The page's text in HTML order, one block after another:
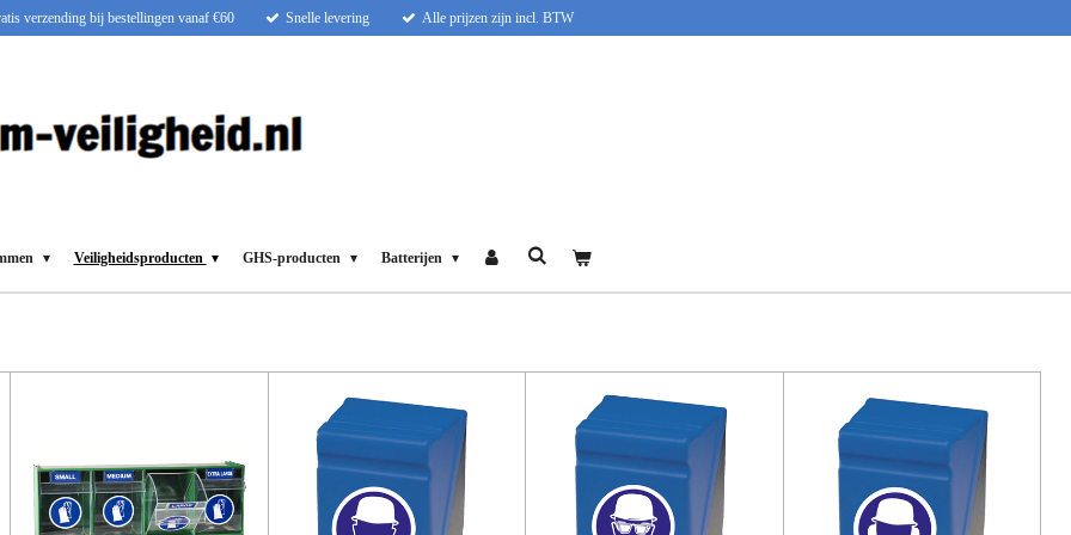
verzending bij bestellingen vanaf €60 Snelle levering Alle prijzen zijn incl. BTW
Veiligheidsproducten GHS-producten Batterijen